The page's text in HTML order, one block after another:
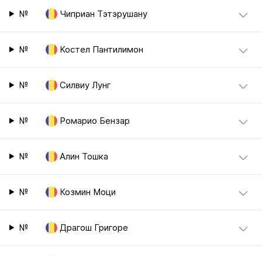
№ Чиприан Тэтэрушану
№ Костел Пантилимон
№ Силвиу Лунг
№ Ромарио Бензар
№ Алин Тошка
№ Козмин Моци
№ Драгош Григоре